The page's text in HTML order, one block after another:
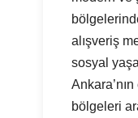
alışveriş
sosyal
bölgeleri